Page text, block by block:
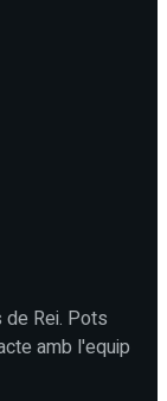
Rei. Pots
amb l'equip